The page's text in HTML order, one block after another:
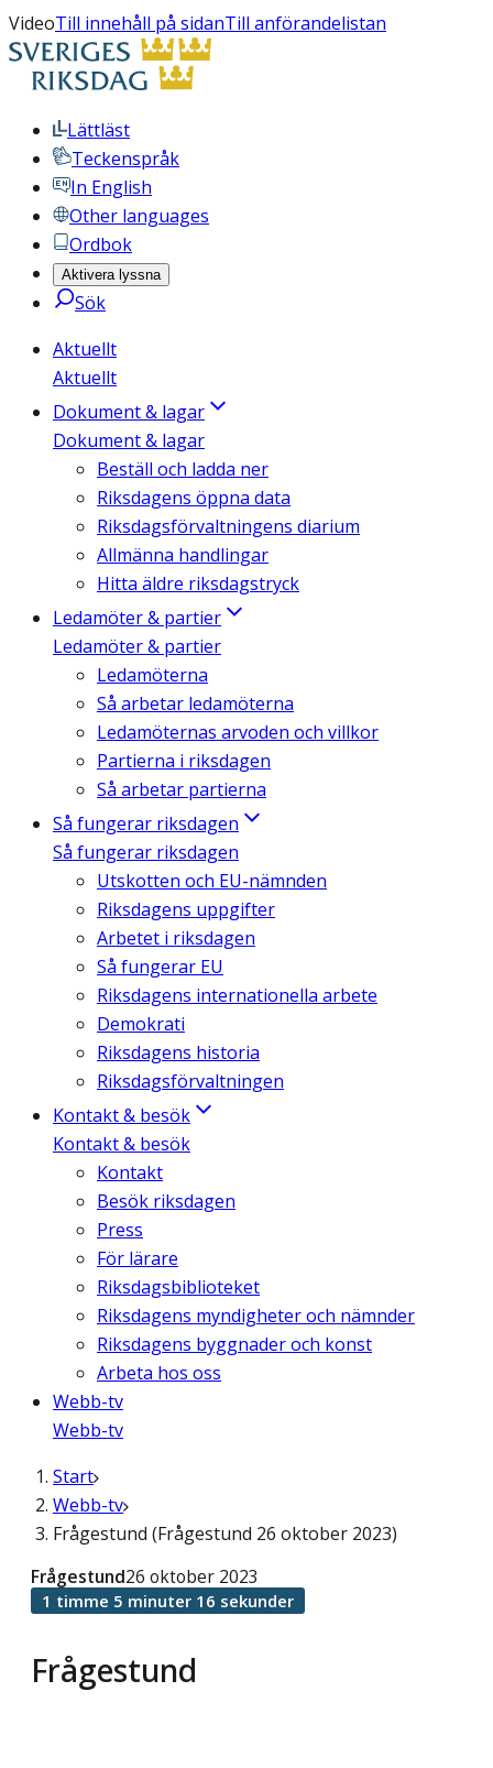
VideoTill innehåll på sidanTill anförandelistan
Lättläst
Teckenspråk
In English
Other languages
Ordbok
Aktivera lyssna
Sök
Aktuellt
Aktuellt
Dokument & lagar
Dokument & lagar
Beställ och ladda ner
Riksdagens öppna data
Riksdagsförvaltningens diarium
Allmänna handlingar
Hitta äldre riksdagstryck
Ledamöter & partier
Ledamöter & partier
Ledamöterna
Så arbetar ledamöterna
Ledamöternas arvoden och villkor
Partierna i riksdagen
Så arbetar partierna
Så fungerar riksdagen
Så fungerar riksdagen
Utskotten och EU-nämnden
Riksdagens uppgifter
Arbetet i riksdagen
Så fungerar EU
Riksdagens internationella arbete
Demokrati
Riksdagens historia
Riksdagsförvaltningen
Kontakt & besök
Kontakt & besök
Kontakt
Besök riksdagen
Press
För lärare
Riksdagsbiblioteket
Riksdagens myndigheter och nämnder
Riksdagens byggnader och konst
Arbeta hos oss
Webb-tv
Webb-tv
Start
Webb-tv
Frågestund (Frågestund 26 oktober 2023)
Frågestund
Frågestund26 oktober 2023
1 timme 5 minuter 16 sekunder